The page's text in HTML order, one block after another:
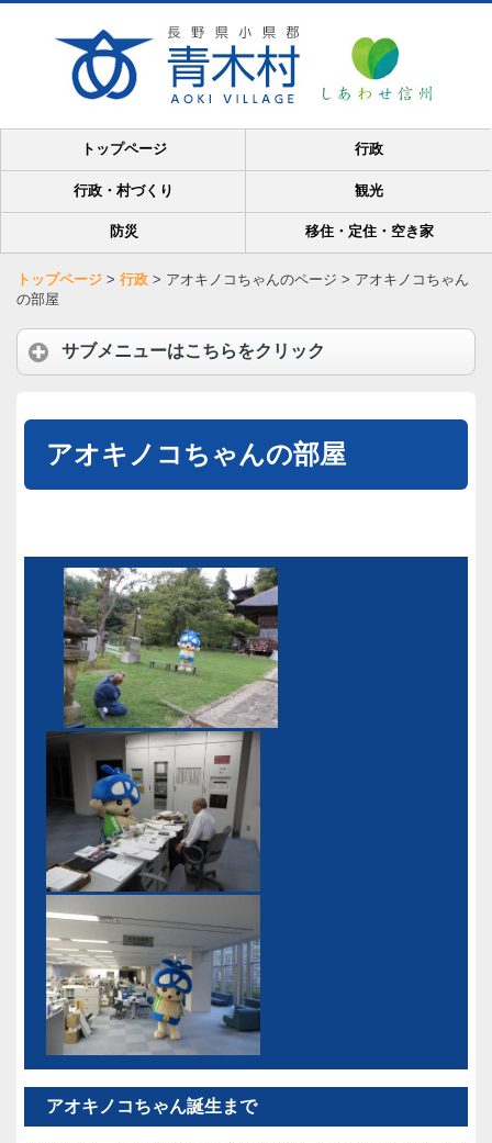
トップページ 行政
行政・村づくり 観光
防災 移住・定住・空き家
トップページ > 行政 > アオキノコちゃんのページ > アオキノコちゃん
の部屋
サブメニューはこちらをクリック
アオキノコちゃんの部屋
アオキノコちゃん誕生まで